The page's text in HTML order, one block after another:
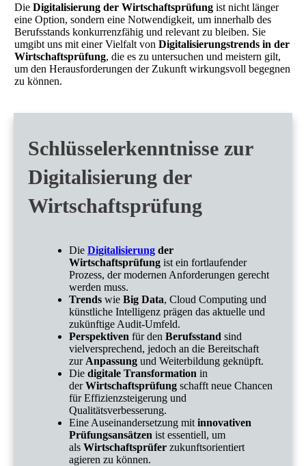
Die Digitalisierung der Wirtschaftsprüfung ist nicht länger
eine Option, sondern eine Notwendigkeit, um innerhalb des
Berufsstands konkurrenzfähig und relevant zu bleiben. Sie
umgibt uns mit einer Vielfalt von Digitalisierungstrends in der
Wirtschaftsprüfung, die es zu untersuchen und meistern gilt,
um den Herausforderungen der Zukunft wirkungsvoll begegnen
zu können.
Schlüsselerkenntnisse zur
Digitalisierung der
Wirtschaftsprüfung
Die Digitalisierung der
Wirtschaftsprüfung ist ein fortlaufender
Prozess, der modernen Anforderungen gerecht
werden muss.
Trends wie Big Data, Cloud Computing und
künstliche Intelligenz prägen das aktuelle und
zukünftige Audit-Umfeld.
Perspektiven für den Berufsstand sind
vielversprechend, jedoch an die Bereitschaft
zur Anpassung und Weiterbildung geknüpft.
Die digitale Transformation in
derWirtschaftsprüfung schafft neue Chancen
für Effizienzsteigerung und
Qualitätsverbesserung.
Eine Auseinandersetzung mit innovativen
Prüfungsansätzen ist essentiell, um
als Wirtschaftsprüfer zukunftsorientiert
agieren zu können.